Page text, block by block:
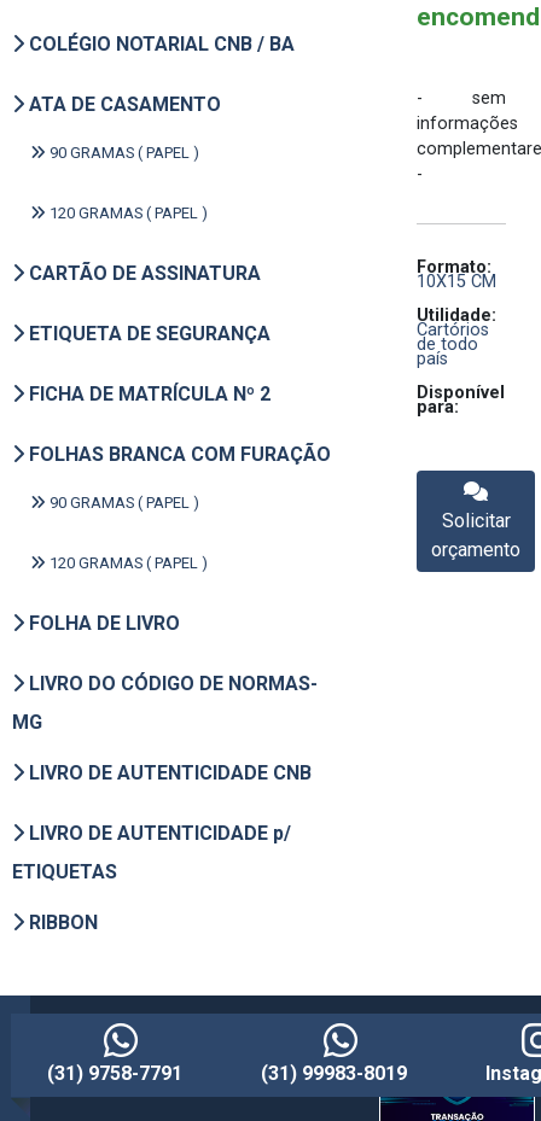
COLÉGIO NOTARIAL CNB / BA
ATA DE CASAMENTO
90 GRAMAS ( PAPEL )
120 GRAMAS ( PAPEL )
CARTÃO DE ASSINATURA
ETIQUETA DE SEGURANÇA
FICHA DE MATRÍCULA Nº 2
FOLHAS BRANCA COM FURAÇÃO
90 GRAMAS ( PAPEL )
120 GRAMAS ( PAPEL )
FOLHA DE LIVRO
LIVRO DO CÓDIGO DE NORMAS-
MG
LIVRO DE AUTENTICIDADE CNB
LIVRO DE AUTENTICIDADE p/
ETIQUETAS
RIBBON
- sem
informações
-
Formato:
10X15 CM
Utilidade:
Cartórios
de todo
país
Disponível
para:
Solicitar
orçamento
(31) 9758-7791 (31) 99983-8019